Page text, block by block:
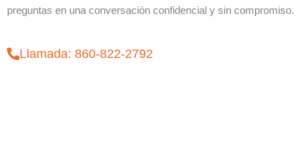
preguntas en una conversación confidencial y sin compromiso.
Llamada: 860-822-2792